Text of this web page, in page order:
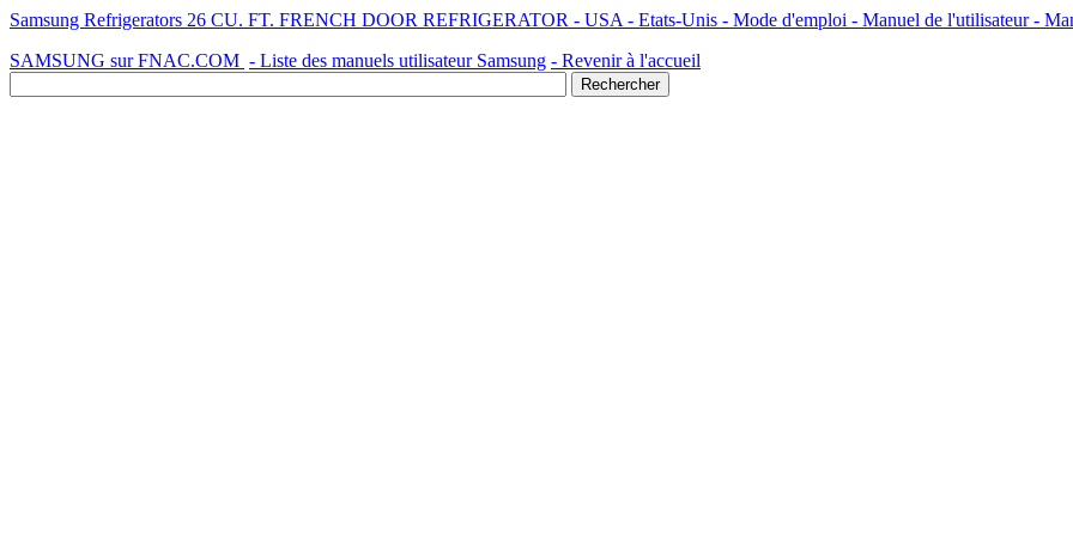
Samsung Refrigerators 26 CU. FT. FRENCH DOOR REFRIGERATOR - USA - Etats-Unis - Mode d'emploi - Manuel de l'utilisateur -
SAMSUNG sur FNAC.COM - Liste des manuels utilisateur Samsung - Revenir à l'accueil